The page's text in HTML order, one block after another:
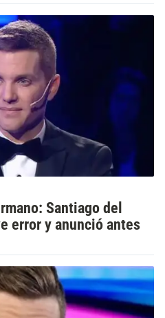
Santiago del
error y anunció antes